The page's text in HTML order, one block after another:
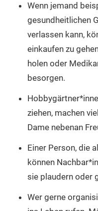
Wenn jemand
gesundheitlichen
verlassen kann,
einkaufen zu
holen oder
besorgen.
ziehen, machen
Dame nebenan
Einer Person, die
können
sie plaudern oder
Wer gerne